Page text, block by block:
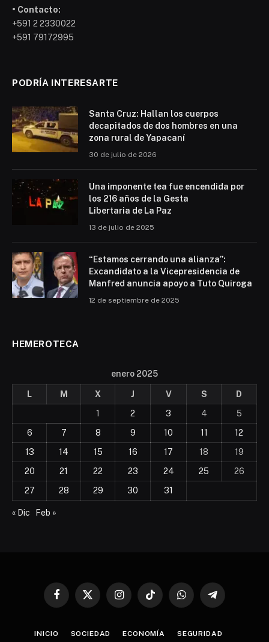
• Contacto:
+591 2 2330022
+591 79172995
PODRÍA INTERESARTE
Santa Cruz: Hallan los cuerpos
decapitados de dos hombres en una
zona rural de Yapacaní
30 de julio de 2026
Una imponente tea fue encendida por
los 216 años de la Gesta
Libertaria de La Paz
13 de julio de 2025
“Estamos cerrando una alianza”:
Excandidato a la Vicepresidencia de
Manfred anuncia apoyo a Tuto Quiroga
12 de septiembre de 2025
HEMEROTECA
enero 2025
L M X J V S
D
1
2 3 4
5
6
7 8 9 10 11
12
13
14 15 16 17 18
19
20
21 22 23 24 25
26
27
28 29 30 31
« Dic Feb »
Facebook
X
InstagramTikTok WhatsAppTelegram
INICIO SOCIEDAD ECONOMÍA SEGURIDAD